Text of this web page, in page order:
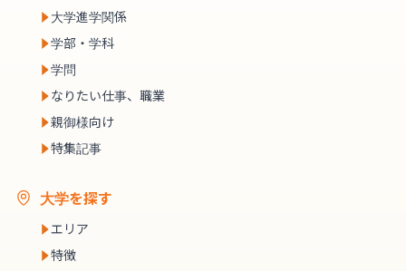
大学進学関係
学部・学科
学問
なりたい仕事、職業
親御様向け
特集記事
大学を探す
エリア
特徴